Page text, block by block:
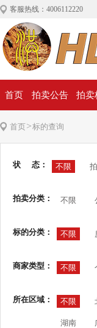
客服热线：4006112220
首页 拍卖公告 拍卖
首页>标的查询
状 态： 不限
拍卖分类： 不限
标的分类： 不限
商家类型： 不限
所在区域： 不限
湖南